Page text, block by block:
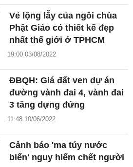
Vẻ lộng lẫy của ngôi chùa
Phật Giáo có thiết kế đẹp
nhất thế giới ở TPHCM
19:00 03/08/2022
ĐBQH: Giá đất ven dự án
đường vành đai 4, vành đai
3 tăng dựng đứng
11:48 10/06/2022
Cảnh báo 'ma túy nước
biển' nguy hiểm chết người